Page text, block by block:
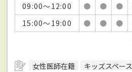
09:00～12:00
● ● ●
15:00～19:00
● ● ●
女性医師在籍 キッズスペー